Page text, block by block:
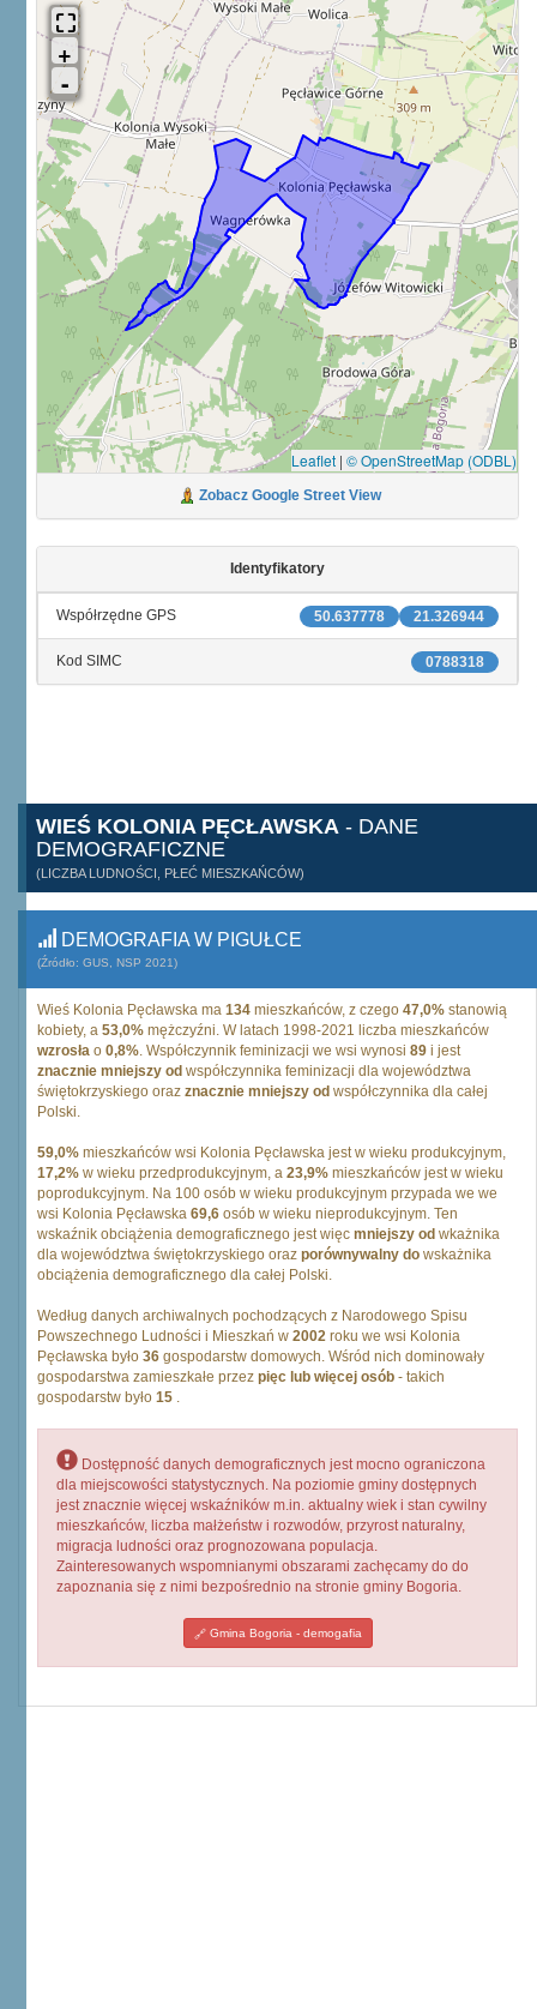
Leaflet | © OpenStreetMap (ODBL)
Zobacz Google Street View
Identyfikatory
21.326944
50.637778
Współrzędne GPS
0788318
Kod SIMC
WIEŚ KOLONIA PĘCŁAWSKA - DANE
DEMOGRAFICZNE
(LICZBA LUDNOŚCI, PŁEĆ MIESZKAŃCÓW)
DEMOGRAFIA W PIGUŁCE
(Źródło: GUS, NSP 2021)
Wieś Kolonia Pęcławska ma 134 mieszkańców, z czego 47,0% stanowią
kobiety, a 53,0% mężczyźni. W latach 1998-2021 liczba mieszkańców
wzrosła o 0,8%. Współczynnik feminizacji we wsi wynosi 89 i jest
znacznie mniejszy od współczynnika feminizacji dla województwa
świętokrzyskiego oraz znacznie mniejszy od współczynnika dla całej
Polski.
59,0% mieszkańców wsi Kolonia Pęcławska jest w wieku produkcyjnym,
17,2% w wieku przedprodukcyjnym, a 23,9% mieszkańców jest w wieku
poprodukcyjnym. Na 100 osób w wieku produkcyjnym przypada we we
wsi Kolonia Pęcławska 69,6 osób w wieku nieprodukcyjnym. Ten
wskaźnik obciążenia demograficznego jest więc mniejszy od wkażnika
dla województwa świętokrzyskiego oraz porównywalny do wskażnika
obciążenia demograficznego dla całej Polski.
Według danych archiwalnych pochodzących z Narodowego Spisu
Powszechnego Ludności i Mieszkań w 2002 roku we wsi Kolonia
Pęcławska było 36 gospodarstw domowych. Wśród nich dominowały
gospodarstwa zamieszkałe przez pięc lub więcej osób - takich
gospodarstw było 15 .
Dostępność danych demograficznych jest mocno ograniczona
dla miejscowości statystycznych. Na poziomie gminy dostępnych
jest znacznie więcej wskaźników m.in. aktualny wiek i stan cywilny
mieszkańców, liczba małżeństw i rozwodów, przyrost naturalny,
migracja ludności oraz prognozowana populacja.
Zainteresowanych wspomnianymi obszarami zachęcamy do do
zapoznania się z nimi bezpośrednio na stronie gminy Bogoria.
Gmina Bogoria - demogafia